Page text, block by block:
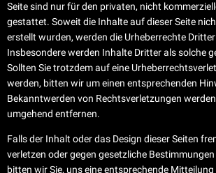
Seite sind nur für den privaten, nicht
gestattet. Soweit die Inhalte auf dieser Seite
erstellt wurden, werden die Urheberrechte
Insbesondere werden Inhalte Dritter als solche
Sollten Sie trotzdem auf eine
werden, bitten wir um einen entsprechenden
Bekanntwerden von Rechtsverletzungen
umgehend entfernen.
Falls der Inhalt oder das Design dieser Seiten
verletzen oder gegen gesetzliche
bitten wir Sie, uns eine entsprechende Mitteilung